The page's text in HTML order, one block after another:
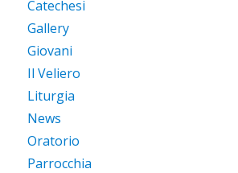
Catechesi
Gallery
Giovani
Il Veliero
Liturgia
News
Oratorio
Parrocchia